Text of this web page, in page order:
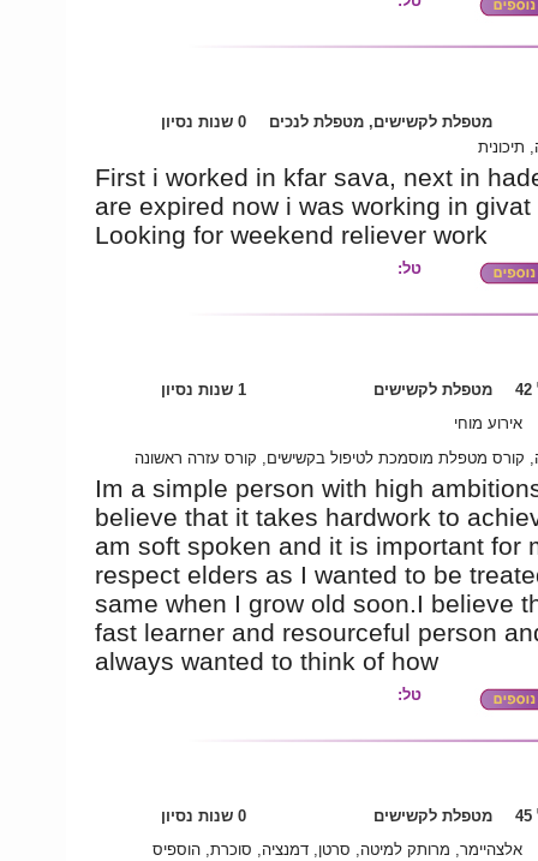
מטפלת לקשישים, מטפלת לנכים
0 שנות נסיון
תיכונית
First i worked in kfar sava, next in
are expired now i was working in
Looking for weekend reliever work
טל:
מטפלת לקשישים
1 שנות נסיון
אירוע מוחי
קורס מטפלת מוסמכת לטיפול בקשישים, קורס עזרה ראשונה
Im a simple person with high
believe that it takes hardwork to
am soft spoken and it is important for
respect elders as I wanted to be
same when I grow old soon.I believe
fast learner and resourceful person
always wanted to think of how
טל:
מטפלת לקשישים
0 שנות נסיון
אלצהיימר, מרותק למיטה, סרטן, דמנציה, סוכרת, הוספיס